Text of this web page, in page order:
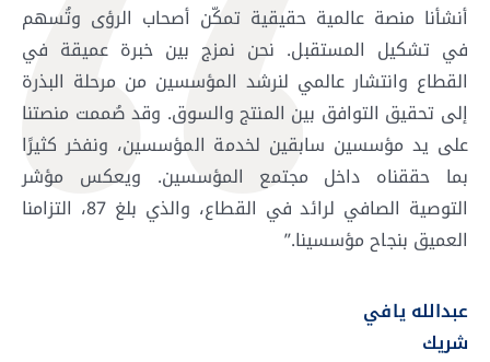
أنشأنا منصة عالمية حقيقية تمكّن أصحاب الرؤى وتُسهم
في تشكيل المستقبل. نحن نمزج بين خبرة عميقة في
القطاع وانتشار عالمي لنرشد المؤسسين من مرحلة البذرة
إلى تحقيق التوافق بين المنتج والسوق. وقد صُممت منصتنا
على يد مؤسسين سابقين لخدمة المؤسسين، ونفخر كثيرًا
بما حققناه داخل مجتمع المؤسسين. ويعكس مؤشر
التوصية الصافي لرائد في القطاع، والذي بلغ 87، التزامنا
العميق بنجاح مؤسسينا.”
عبدالله يافي
شريك